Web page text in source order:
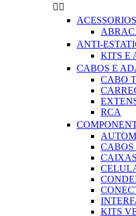
 
ACESSORIOS
ANTI-
KITS E
CABOS E
CABO
RCA
CABOS
CAIXAS
KITS